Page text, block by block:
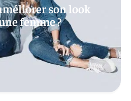
son look
femme ?